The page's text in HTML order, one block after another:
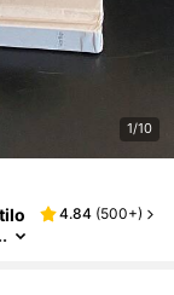
1/10
4.84 (500+)